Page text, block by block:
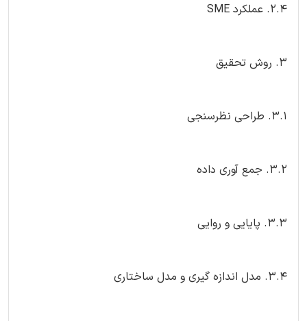
2.4. عملکرد SME
3. روش تحقیق
3.1. طراحی نظرسنجی
3.2. جمع آوری داده
3.3. پایایی و روایی
3.4. مدل اندازه گیری و مدل ساختاری